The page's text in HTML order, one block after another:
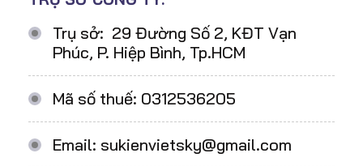
Trụ sở: 29 Đường Số 2, KĐT Vạn
Phúc, P. Hiệp Bình, Tp.HCM
Mã số thuế: 0312536205
Email: sukienvietsky@gmail.com